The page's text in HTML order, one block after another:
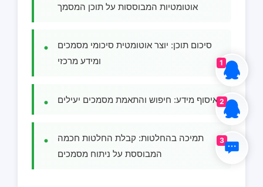
אוטומטיות המבוססות על תוכן המסמך
סיכום תוכן: יוצר אוטומטית סיכומי מסמכים
ומידע מרכזי
איסוף מידע: חיפוש והתאמת מסמכים יעילים
תמיכה בהחלטות: קבלת החלטות חכמה
המבוססת על ניתוח מסמכים
1
2
3